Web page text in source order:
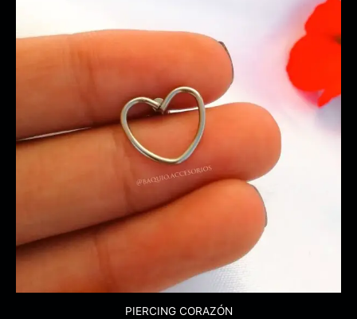
PIERCING CORAZÓN